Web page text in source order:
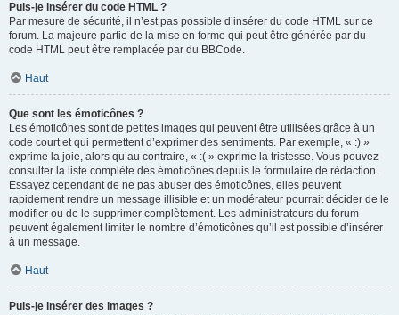
Puis-je insérer du code HTML ?
Par mesure de sécurité, il n’est pas possible d’insérer du code HTML sur ce
forum. La majeure partie de la mise en forme qui peut être générée par du
code HTML peut être remplacée par du BBCode.
Haut
Que sont les émoticônes ?
Les émoticônes sont de petites images qui peuvent être utilisées grâce à un
code court et qui permettent d’exprimer des sentiments. Par exemple, « :) »
exprime la joie, alors qu’au contraire, « :( » exprime la tristesse. Vous pouvez
consulter la liste complète des émoticônes depuis le formulaire de rédaction.
Essayez cependant de ne pas abuser des émoticônes, elles peuvent
rapidement rendre un message illisible et un modérateur pourrait décider de le
modifier ou de le supprimer complètement. Les administrateurs du forum
peuvent également limiter le nombre d’émoticônes qu’il est possible d’insérer
à un message.
Haut
Puis-je insérer des images ?